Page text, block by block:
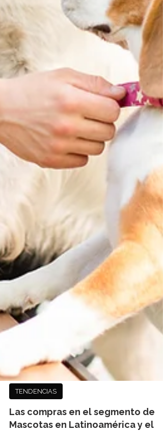
Las compras en el segmento de